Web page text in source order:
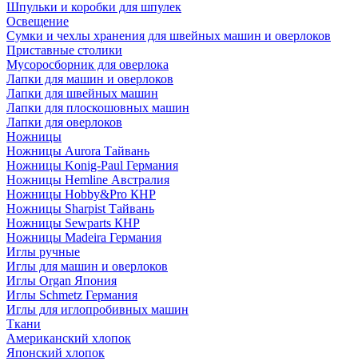
Шпульки и коробки для шпулек
Освещение
Сумки и чехлы хранения для швейных машин и оверлоков
Приставные столики
Мусоросборник для оверлока
Лапки для машин и оверлоков
Лапки для швейных машин
Лапки для плоскошовных машин
Лапки для оверлоков
Ножницы
Ножницы Aurora Тайвань
Ножницы Konig-Paul Германия
Ножницы Hemline Австралия
Ножницы Hobby&Pro КНР
Ножницы Sharpist Тайвань
Ножницы Sewparts КНР
Ножницы Madeira Германия
Иглы ручные
Иглы для машин и оверлоков
Иглы Organ Япония
Иглы Schmetz Германия
Иглы для иглопробивных машин
Ткани
Американский хлопок
Японский хлопок